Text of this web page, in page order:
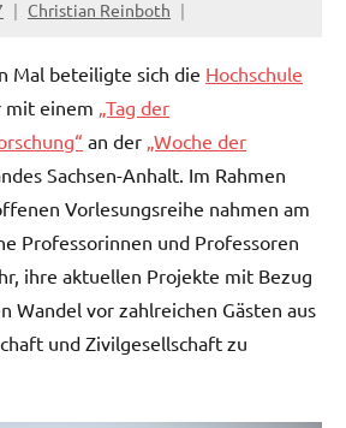
Christian Reinboth
Mal beteiligte sich die Hochschule
mit einem „Tag der
an der „Woche der
Sachsen-Anhalt. Im Rahmen
Vorlesungsreihe nahmen am
Professorinnen und Professoren
ihre aktuellen Projekte mit Bezug
Wandel vor zahlreichen Gästen aus
und Zivilgesellschaft zu